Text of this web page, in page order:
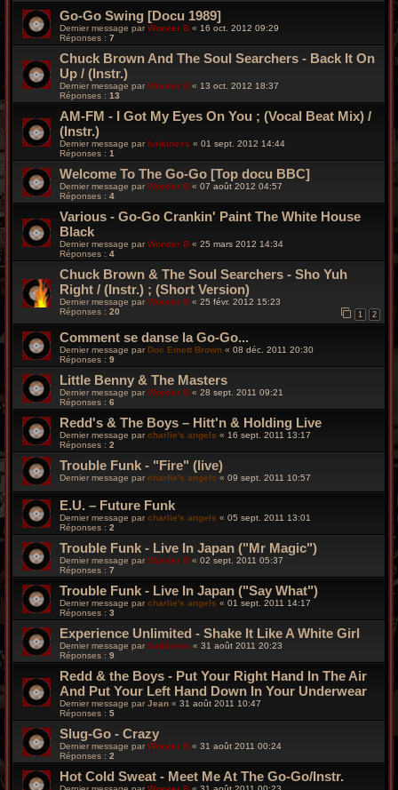
Go-Go Swing [Docu 1989]
Dernier message parWonder B « 16 oct. 2012 09:29
Réponses : 7
Chuck Brown And The Soul Searchers - Back It On
Up / (Instr.)
Dernier message par Wonder B « 13 oct. 2012 18:37
Réponses : 13
AM-FM - I Got My Eyes On You ; (Vocal Beat Mix) /
(Instr.)
Dernier message par funkiness « 01 sept. 2012 14:44
Réponses : 1
Welcome To The Go-Go [Top docu BBC]
Dernier message par Wonder B « 07 août 2012 04:57
Réponses : 4
Various - Go-Go Crankin' Paint The White House
Black
Dernier message par Wonder B « 25 mars 2012 14:34
Réponses : 4
Chuck Brown & The Soul Searchers - Sho Yuh
Right / (Instr.) ; (Short Version)
Dernier message par Wonder B « 25 févr. 2012 15:23
Réponses : 20 1 2
Comment se danse la Go-Go...
Dernier message parDoc Emett Brown « 08 déc. 2011 20:30
Réponses : 9
Little Benny & The Masters
Dernier message par Wonder B « 28 sept. 2011 09:21
Réponses : 6
Redd's & The Boys – Hitt'n & Holding Live
Dernier message parcharlie's angels « 16 sept. 2011 13:17
Réponses : 2
Trouble Funk - "Fire" (live)
Dernier message par charlie's angels « 09 sept. 2011 10:57
E.U. – Future Funk
Dernier message parcharlie's angels « 05 sept. 2011 13:01
Réponses : 2
Trouble Funk - Live In Japan ("Mr Magic")
Dernier message par Wonder B « 02 sept. 2011 05:37
Réponses : 7
Trouble Funk - Live In Japan ("Say What")
Dernier message parcharlie's angels « 01 sept. 2011 14:17
Réponses : 3
Experience Unlimited - Shake It Like A White Girl
Dernier message par funkiness « 31 août 2011 20:23
Réponses : 9
Redd & the Boys - Put Your Right Hand In The Air
And Put Your Left Hand Down In Your Underwear
Dernier message par Jean « 31 août 2011 10:47
Réponses : 5
Slug-Go - Crazy
Dernier message par Wonder B « 31 août 2011 00:24
Réponses : 2
Hot Cold Sweat - Meet Me At The Go-Go/Instr.